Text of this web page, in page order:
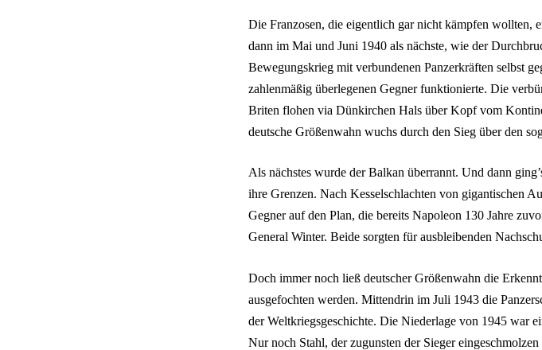
Die Franzosen, die eigentlich gar nicht kämpfen wollten,
dann im Mai und Juni 1940 als nächste, wie der
Bewegungskrieg mit verbundenen Panzerkräften selbst
zahlenmäßig überlegenen Gegner funktionierte. Die
Briten flohen via Dünkirchen Hals über Kopf vom
deutsche Größenwahn wuchs durch den Sieg über den
Als nächstes wurde der Balkan überrannt. Und dann
ihre Grenzen. Nach Kesselschlachten von gigantischen
Gegner auf den Plan, die bereits Napoleon 130 Jahre
General Winter. Beide sorgten für ausbleibenden
Doch immer noch ließ deutscher Größenwahn die
ausgefochten werden. Mittendrin im Juli 1943 die
der Weltkriegsgeschichte. Die Niederlage von 1945 war
Nur noch Stahl, der zugunsten der Sieger